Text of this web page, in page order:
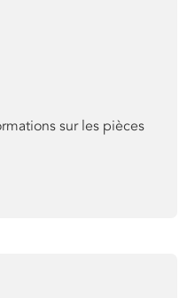
sur les pièces